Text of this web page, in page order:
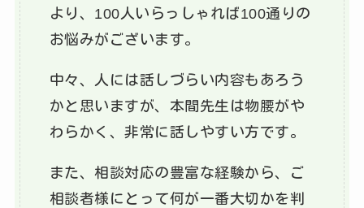
より、100人いらっしゃれば100通りの
お悩みがございます。
中々、人には話しづらい内容もあろう
かと思いますが、本間先生は物腰がや
わらかく、非常に話しやすい方です。
また、相談対応の豊富な経験から、ご
相談者様にとって何が一番大切かを判